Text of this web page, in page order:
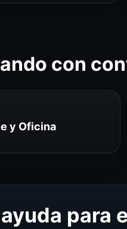
con
y Oficina
para